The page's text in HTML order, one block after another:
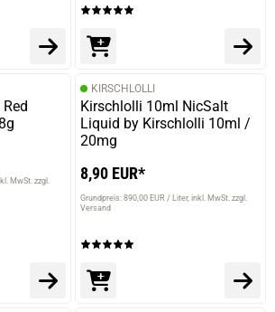
MwSt. zzgl.
KIRSCHLOLLI
Kirschlolli 10ml NicSalt
Liquid by Kirschlolli 10ml /
20mg
8,90 EUR*
Grundpreis: 890,00 EUR / Liter inkl. MwSt. zzgl.
Versand